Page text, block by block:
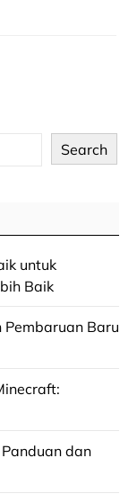
Search
untuk
Baik
Baru
dan